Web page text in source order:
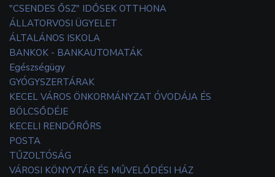
"CSENDES ŐSZ" IDŐSEK OTTHONA
ÁLLATORVOSI ÜGYELET
ÁLTALÁNOS ISKOLA
BANKOK - BANKAUTOMATÁK
Egészségügy
GYÓGYSZERTÁRAK
KECEL VÁROS ÖNKORMÁNYZAT ÓVODÁJA ÉS
BÖLCSŐDÉJE
KECELI RENDŐRŐRS
POSTA
TŰZOLTÓSÁG
VÁROSI KÖNYVTÁR ÉS MŰVELŐDÉSI HÁZ